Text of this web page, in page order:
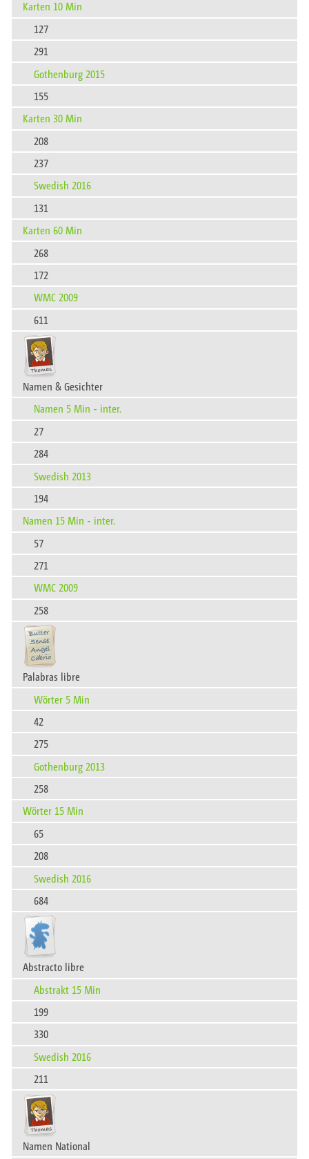
Karten 10 Min
127
291
Gothenburg 2015
155
Karten 30 Min
208
237
Swedish 2016
131
Karten 60 Min
268
172
WMC 2009
611
Namen & Gesichter
Namen 5 Min - inter.
27
284
Swedish 2013
194
Namen 15 Min - inter.
57
271
WMC 2009
258
Palabras libre
Wörter 5 Min
42
275
Gothenburg 2013
258
Wörter 15 Min
65
208
Swedish 2016
684
Abstracto libre
Abstrakt 15 Min
199
330
Swedish 2016
211
Namen National